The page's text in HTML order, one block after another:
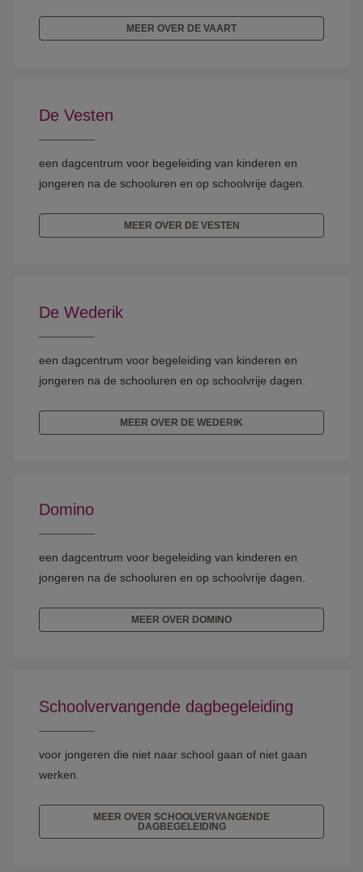
MEER OVER DE VAART
De Vesten
een dagcentrum voor begeleiding van kinderen en
jongeren na de schooluren en op schoolvrije dagen.
MEER OVER DE VESTEN
De Wederik
een dagcentrum voor begeleiding van kinderen en
jongeren na de schooluren en op schoolvrije dagen.
MEER OVER DE WEDERIK
Domino
een dagcentrum voor begeleiding van kinderen en
jongeren na de schooluren en op schoolvrije dagen.
MEER OVER DOMINO
Schoolvervangende dagbegeleiding
voor jongeren die niet naar school gaan of niet gaan
werken.
MEER OVER SCHOOLVERVANGENDE
DAGBEGELEIDING